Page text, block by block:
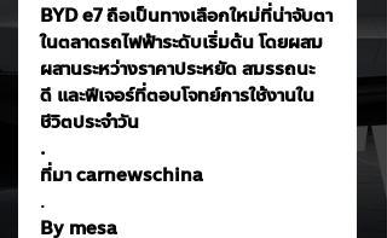
BYD e7 ถือเป็นทางเลือกใหม่ที่น่าจับตา
ในตลาดรถไฟฟ้าระดับเริ่มต้น โดยผสม
ผสานระหว่างราคาประหยัด สมรรถนะ
ดี และฟีเจอร์ที่ตอบโจทย์การใช้งานใน
ชีวิตประจำวัน
.
ที่มา carnewschina
.
By mesa